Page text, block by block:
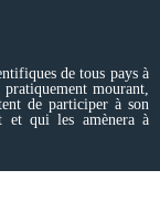
de tous pays à
mourant,
de participer à son
et qui les amènera à